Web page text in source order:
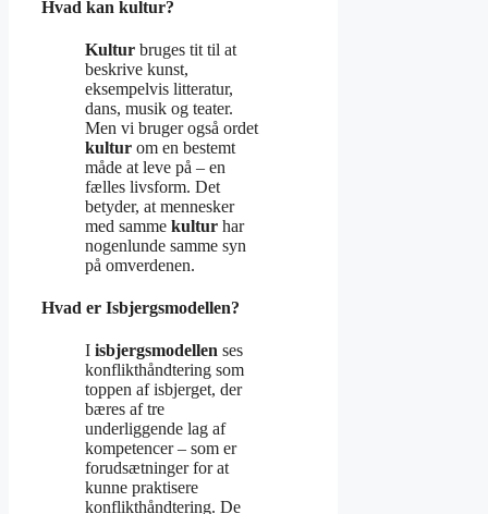
Hvad kan kultur?
Kultur bruges tit til at
beskrive kunst,
eksempelvis litteratur,
dans, musik og teater.
Men vi bruger også ordet
kultur om en bestemt
måde at leve på – en
fælles livsform. Det
betyder, at mennesker
med samme kultur har
nogenlunde samme syn
på omverdenen.
Hvad er Isbjergsmodellen?
I isbjergsmodellen ses
konflikthåndtering som
toppen af isbjerget, der
bæres af tre
underliggende lag af
kompetencer – som er
forudsætninger for at
kunne praktisere
konflikthåndtering. De